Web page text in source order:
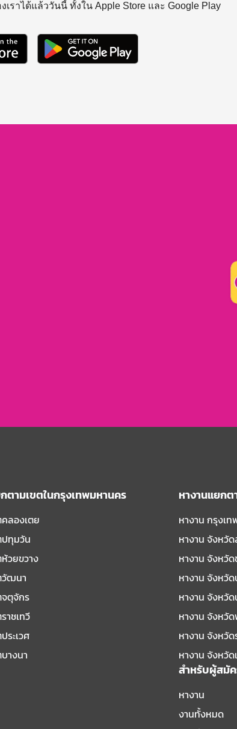
ราได้แล้ววันนี้ ทั้งใน Apple Store และ Google Play
ตามเขตในกรุงเทพมหานคร
คลองเตย
ปทุมวัน
วยขวาง
วัฒนา
จตุจักร
าชเทวี
ระเวศ
างนา
หางานแยกต
หางาน กรุงเ
หางาน จังหวั
หางาน จังหวั
หางาน จังหวั
หางาน จังหวั
หางาน จังหวั
หางาน จังหวัด
หางาน จังหวัด
สำหรับผู้สมั
หางาน
งานทั้งหมด